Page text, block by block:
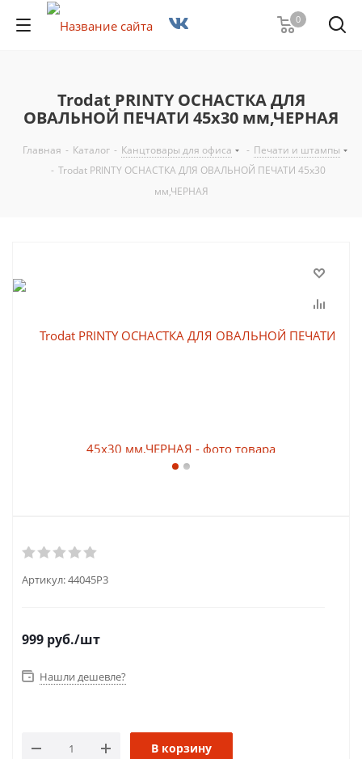
0
Trodat PRINTY ОСНАСТКА ДЛЯ
ОВАЛЬНОЙ ПЕЧАТИ 45х30 мм,ЧЕРНАЯ
Главная - Каталог - Канцтовары для офиса - Печати и штампы
- Trodat PRINTY ОСНАСТКА ДЛЯ ОВАЛЬНОЙ ПЕЧАТИ 45х30
мм,ЧЕРНАЯ
Артикул:44045P3
999 руб./шт
Нашли дешевле?
В корзину